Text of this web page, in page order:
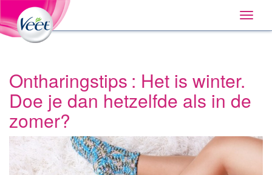
to:
Primary
Navigation,
Search
Huis
Navigation
Toggle
Ontharingstips : Het is winter.
Doe je dan hetzelfde als in de
zomer?